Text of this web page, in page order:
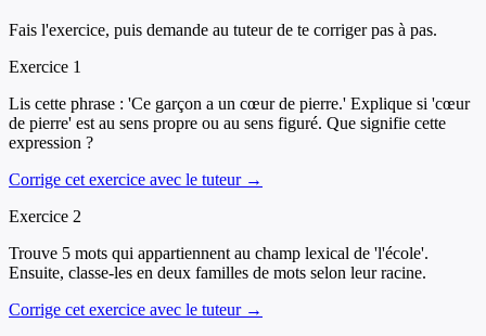
Fais l'exercice, puis demande au tuteur de te corriger pas à pas.
Exercice 1
Lis cette phrase : 'Ce garçon a un cœur de pierre.' Explique si 'cœur
de pierre' est au sens propre ou au sens figuré. Que signifie cette
expression ?
Corrige cet exercice avec le tuteur →
Exercice 2
Trouve 5 mots qui appartiennent au champ lexical de 'l'école'.
Ensuite, classe-les en deux familles de mots selon leur racine.
Corrige cet exercice avec le tuteur →